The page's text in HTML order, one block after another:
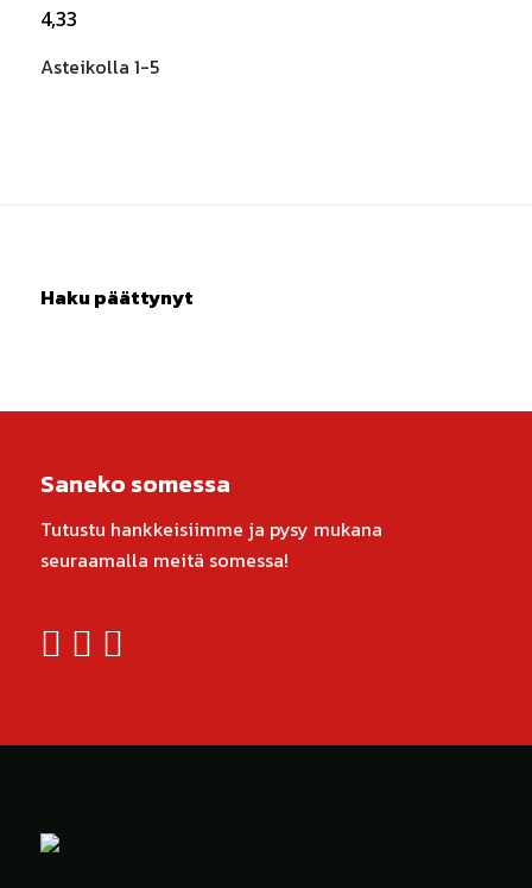
4,33
Asteikolla 1-5
Haku päättynyt
Saneko somessa
Tutustu hankkeisiimme ja pysy mukana
seuraamalla meitä somessa!